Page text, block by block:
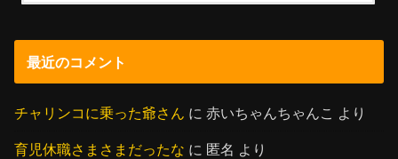
最近のコメント
チャリンコに乗った爺さん に赤いちゃんちゃんこ より
育児休職さまさまだったな に 匿名 より